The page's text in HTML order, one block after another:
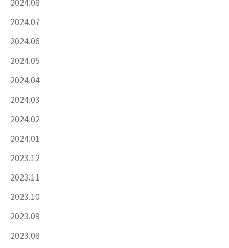
2024.07
2024.06
2024.05
2024.04
2024.03
2024.02
2024.01
2023.12
2023.11
2023.10
2023.09
2023.08